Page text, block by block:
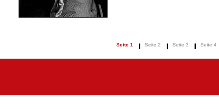
Seite 1 Seite 2 Seite 3 Seite 4